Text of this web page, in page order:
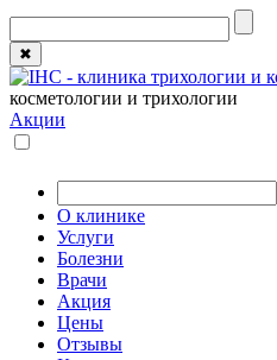
✖
косметологии и трихологии
Акции
О клинике
Услуги
Болезни
Врачи
Акция
Цены
Отзывы